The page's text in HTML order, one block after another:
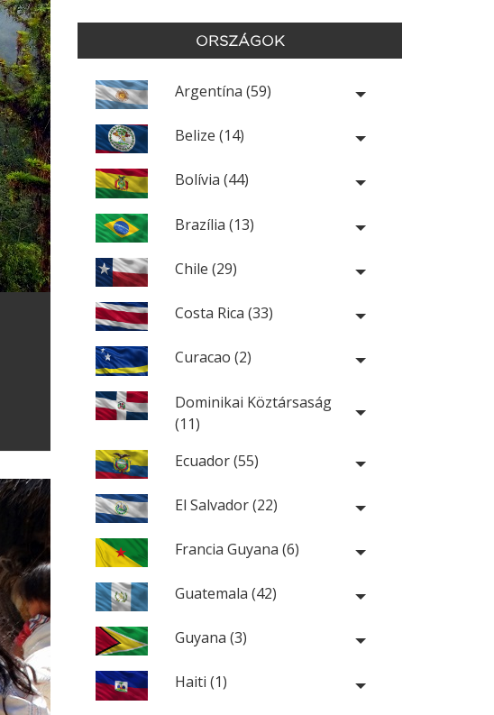
ORSZÁGOK
Argentína (59)
Belize (14)
Bolívia (44)
Brazília (13)
Chile (29)
Costa Rica (33)
Curacao (2)
Dominikai Köztársaság
(11)
Ecuador (55)
El Salvador (22)
Francia Guyana (6)
Guatemala (42)
Guyana (3)
Haiti (1)